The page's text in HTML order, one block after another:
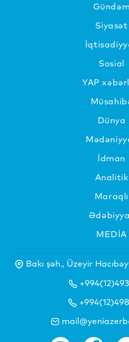
Gündəm
Siyasət
Sosial
YAP
Dünya
İdman
Analitik
Maraqlı
MEDİA
Bakı şəh., Üzeyir